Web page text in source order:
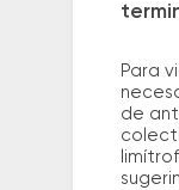
Para
de